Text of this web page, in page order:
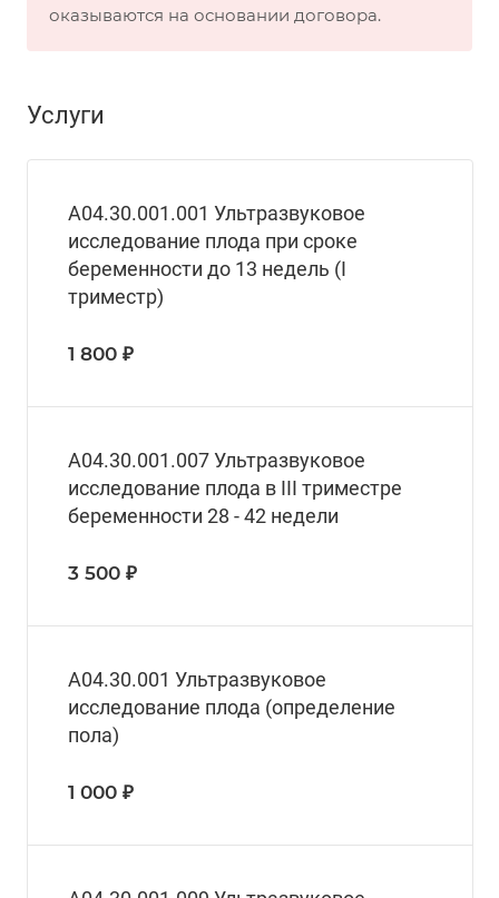
оказываются на основании договора.
Услуги
A04.30.001.001 Ультразвуковое
исследование плода при сроке
беременности до 13 недель (I
триместр)
1 800 ₽
A04.30.001.007 Ультразвуковое
исследование плода в III триместре
беременности 28 - 42 недели
3 500 ₽
A04.30.001 Ультразвуковое
исследование плода (определение
пола)
1 000 ₽